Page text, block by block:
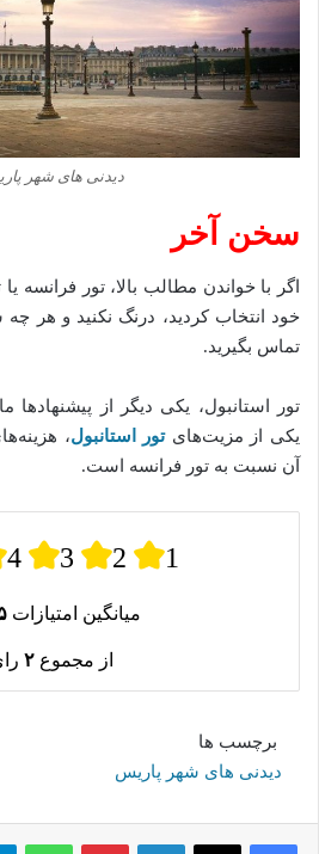
دیدنی های شهر
سخن آخر
اگر با خواندن مطالب بالا، تور فرانسه
خود انتخاب کردید، درنگ نکنید و هر چه
تماس بگیرید.
تور استانبول، یکی دیگر از
یکی از مزیت‌هایتور استانبول،
آن نسبت به تور فرانسه است.
4 3 2 1
میانگین امتیازات
از مجموع ۲
برچسب ها
دیدنی های شهر پاریس
لینکدین پینترستواتس آپ